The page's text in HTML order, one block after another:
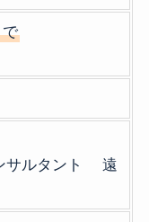
サルタント 遠